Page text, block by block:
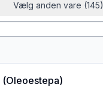
Vælg anden vare (145)
(Oleoestepa)